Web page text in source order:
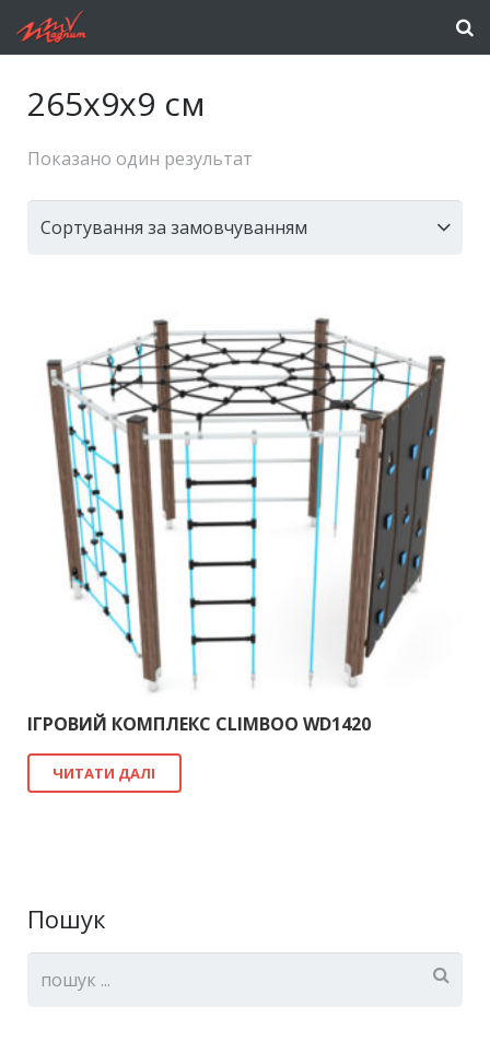
265x9x9 см
Показано один результат
ІГРОВИЙ КОМПЛЕКС CLIMBOO WD1420
ЧИТАТИ ДАЛІ
Пошук